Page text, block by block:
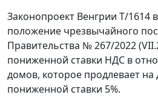
Законопроект Венгрии T/1614
положение чрезвычайного
Правительства № 267/2022
пониженной ставки НДС в
домов, которое продлевает на
пониженной ставки 5%.